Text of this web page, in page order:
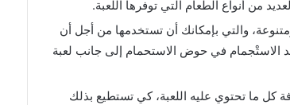
من أنواع الطعام التي توفرها اللعبة.
والتي بإمكانك أن تستخدمها من أجل أن
الاستْجمام في حوض الاستحمام إلى جانب لعبة
كل ما تحتوي عليه اللعبة، كي تستطيع بذلك